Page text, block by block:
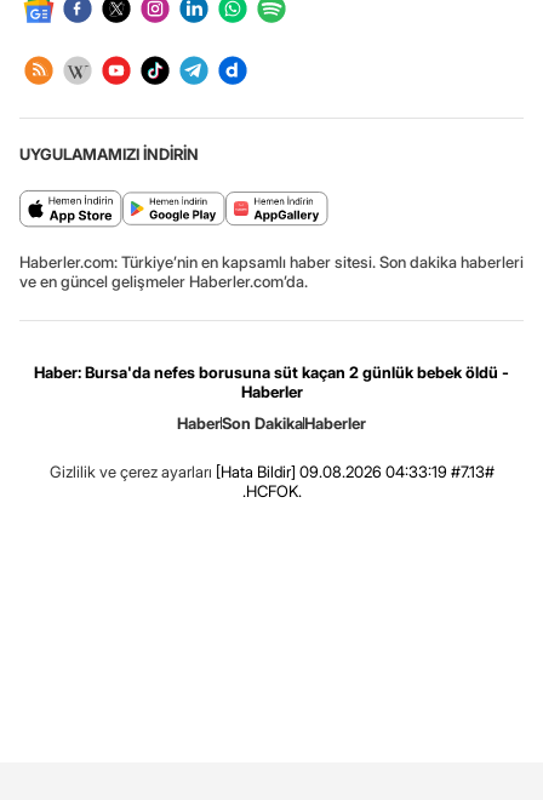
UYGULAMAMIZI İNDİRİN
Haberler.com: Türkiye’nin en kapsamlı haber sitesi. Son dakika haberleri
ve en güncel gelişmeler Haberler.com’da.
Haber: Bursa'da nefes borusuna süt kaçan 2 günlük bebek öldü -
Haberler
HaberSon DakikaHaberler
Gizlilik ve çerez ayarları [Hata Bildir] 09.08.2026 04:33:19 #7.13#
.HCFOK.